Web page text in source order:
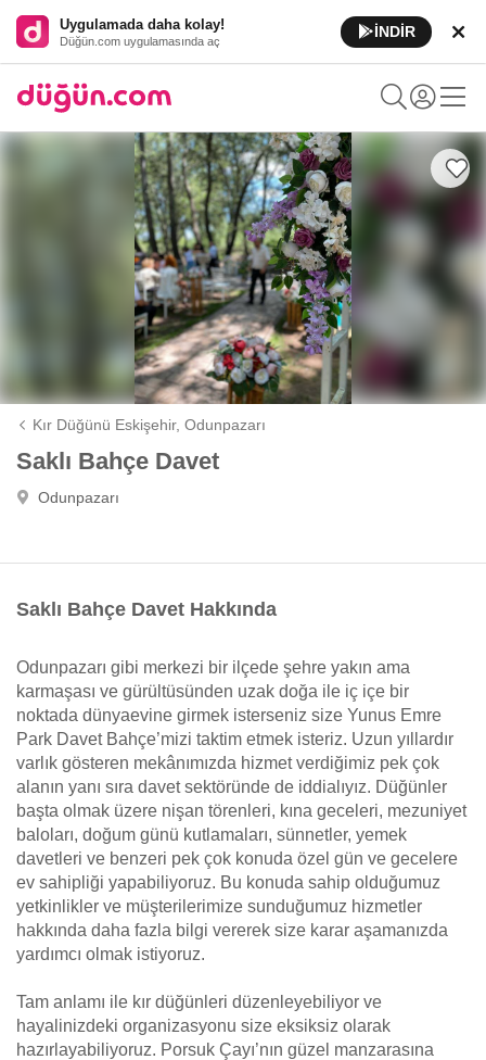
Uygulamada daha kolay!
Düğün.com uygulamasında aç
İNDİR
Kır Düğünü Eskişehir,Odunpazarı
Saklı Bahçe Davet
Odunpazarı
Saklı Bahçe Davet Hakkında
Odunpazarı gibi merkezi bir ilçede şehre yakın ama
karmaşası ve gürültüsünden uzak doğa ile iç içe bir
noktada dünyaevine girmek isterseniz size Yunus Emre
Park Davet Bahçe’mizi taktim etmek isteriz. Uzun yıllardır
varlık gösteren mekânımızda hizmet verdiğimiz pek çok
alanın yanı sıra davet sektöründe de iddialıyız. Düğünler
başta olmak üzere nişan törenleri, kına geceleri, mezuniyet
baloları, doğum günü kutlamaları, sünnetler, yemek
davetleri ve benzeri pek çok konuda özel gün ve gecelere
ev sahipliği yapabiliyoruz. Bu konuda sahip olduğumuz
yetkinlikler ve müşterilerimize sunduğumuz hizmetler
hakkında daha fazla bilgi vererek size karar aşamanızda
yardımcı olmak istiyoruz.
Tam anlamı ile kır düğünleri düzenleyebiliyor ve
hayalinizdeki organizasyonu size eksiksiz olarak
hazırlayabiliyoruz. Porsuk Çayı’nın güzel manzarasına